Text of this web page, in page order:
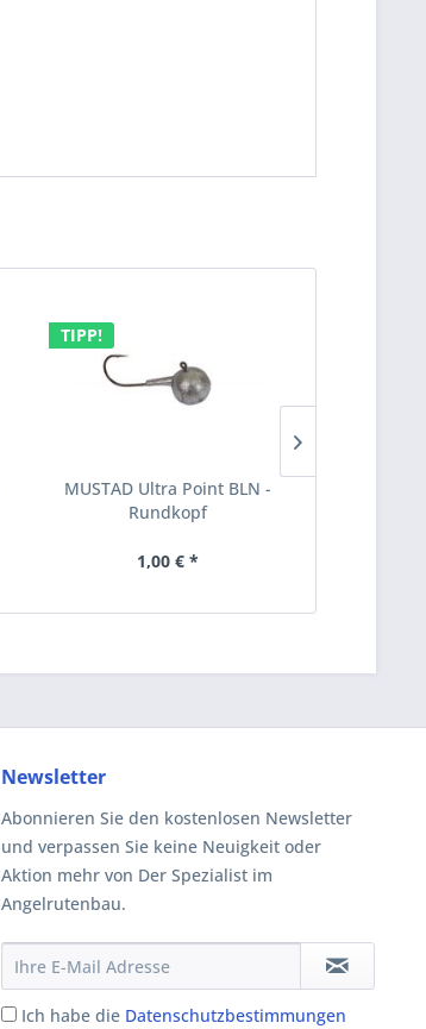
TIPP!
MUSTAD Ultra Point BLN -
Rundkopf
1,00 € *
Newsletter
Abonnieren Sie den kostenlosen Newsletter
und verpassen Sie keine Neuigkeit oder
Aktion mehr von Der Spezialist im
Angelrutenbau.
Ich habe die Datenschutzbestimmungen